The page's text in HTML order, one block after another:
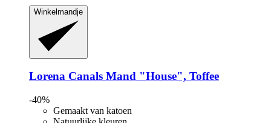
Winkelmandje
Lorena Canals Mand "House", Toffee
-40%
Gemaakt van katoen